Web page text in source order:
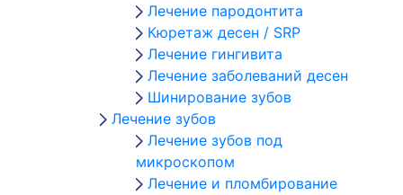
Лечение пародонтита
Кюретаж десен / SRP
Лечение гингивита
Лечение заболеваний десен
Шинирование зубов
Лечение зубов
Лечение зубов под
микроскопом
Лечение и пломбирование